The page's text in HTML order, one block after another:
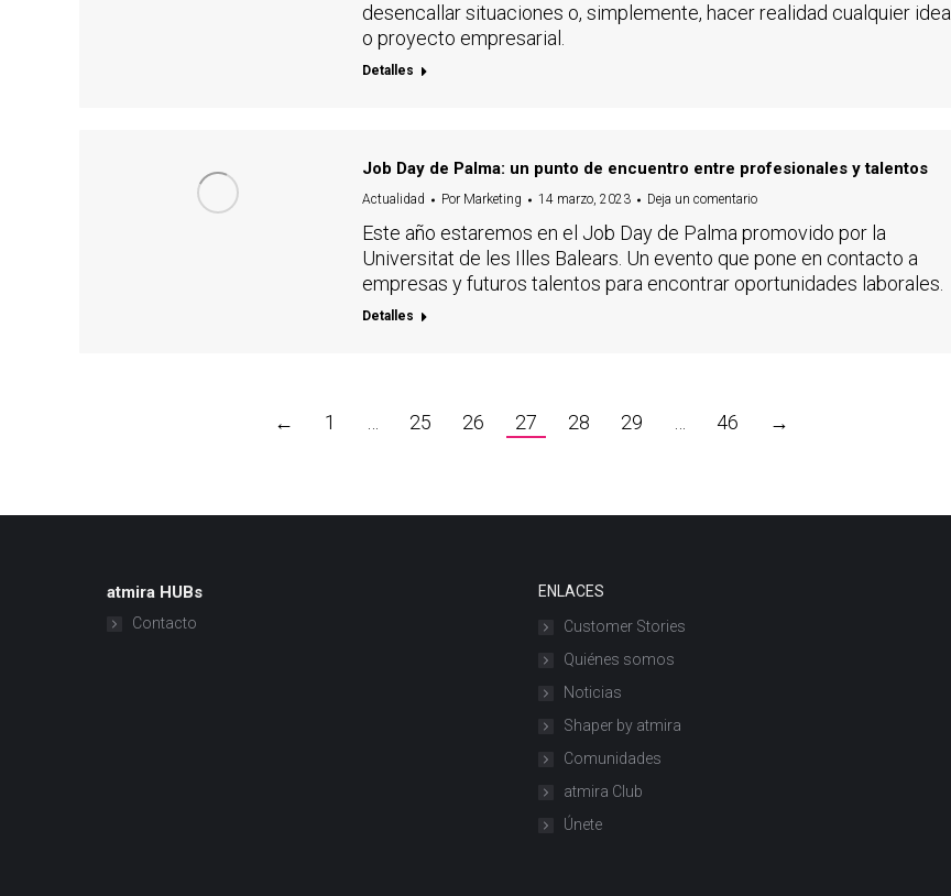
desencallar situaciones o, simplemente, hacer realidad cualquier idea
o proyecto empresarial.
Detalles
Job Day de Palma: un punto de encuentro entre profesionales y talentos
Actualidad Por Marketing 14 marzo, 2023 Deja un comentario
Este año estaremos en el Job Day de Palma promovido por la
Universitat de les Illes Balears. Un evento que pone en contacto a
empresas y futuros talentos para encontrar oportunidades laborales.
Detalles
← 1 25 26 27 28 29 46 →
atmira HUBs
Contacto
ENLACES
Customer Stories
Quiénes somos
Noticias
Shaper by atmira
Comunidades
atmira Club
Únete